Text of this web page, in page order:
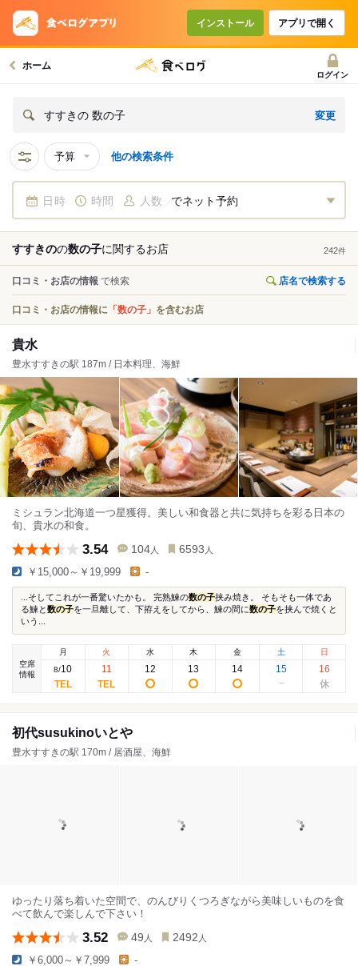
インストール アプリで開く
ホーム
ログイン
すすきの 数の子 変更
予算 他の検索条件
日時 時間 人数 でネット予約
すすきのの数の子に関するお店 242件
口コミ・お店の情報 で検索 店名で検索する
口コミ・お店の情報に 「数の子」 を含むお店
貴水
豊水すすきの駅 187m / 日本料理、海鮮
ミシュラン北海道一つ星獲得。美しい和食器と共に気持ちを彩る日本の
旬、貴水の和食。
3.54 104 人 6593 人
￥15,000～￥19,999 -
...そしてこれが一番驚いたかも。 完熟鰊の数の子挟み焼き。 そもそも一体であ
る鰊と数の子を一旦離して、下拵えをしてから、鰊の間に数の子を挟んで焼くと
いう...
空席
情報
月
8/10
火
11
水
12
木
13
金
14
土
15
日
16
初代susukinoいとや
豊水すすきの駅 170m / 居酒屋、海鮮
ゆったり落ち着いた空間で、のんびりくつろぎながら美味しいものを食
べて飲んで楽しんで下さい！
3.52 49 人 2492 人
￥6,000～￥7,999 -